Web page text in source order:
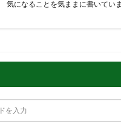
気になることを気ままに書いてい